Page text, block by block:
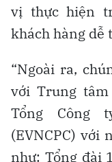
vị thực hiện
khách hàng dễ
“Ngoài ra,
với Trung tâm
Tổng Công
(EVNCPC) với
như: Tổng đài